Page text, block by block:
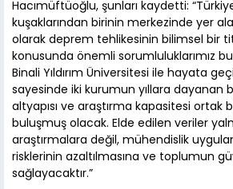
Hacımüftüoğlu, şunları kaydetti:
kuşaklarından birinin merkezinde yer
olarak deprem tehlikesinin bilimsel bir
konusunda önemli sorumluluklarımız
Binali Yıldırım Üniversitesi ile hayata
sayesinde iki kurumun yıllara dayanan
altyapısı ve araştırma kapasitesi ortak
buluşmuş olacak. Elde edilen veriler
araştırmalara değil, mühendislik
risklerinin azaltılmasına ve toplumun
sağlayacaktır.”